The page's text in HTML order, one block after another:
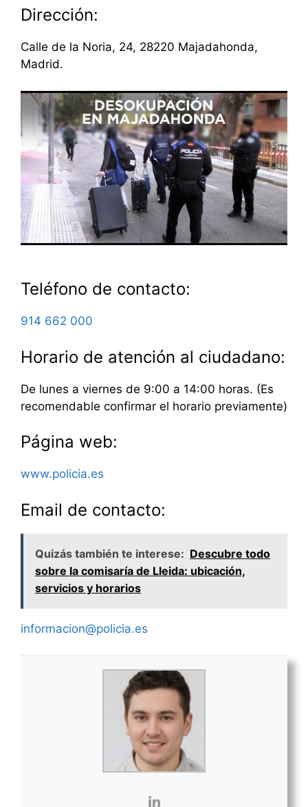
Dirección:
Calle de la Noria, 24, 28220 Majadahonda,
Madrid.
Teléfono de contacto:
914 662 000
Horario de atención al ciudadano:
De lunes a viernes de 9:00 a 14:00 horas. (Es
recomendable confirmar el horario previamente)
Página web:
www.policia.es
Email de contacto:
Quizás también te interese: Descubre todo
sobre la comisaría de Lleida: ubicación,
servicios y horarios
informacion@policia.es